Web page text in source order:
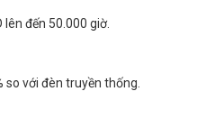
đến 50.000 giờ.
so với đèn truyền thống.